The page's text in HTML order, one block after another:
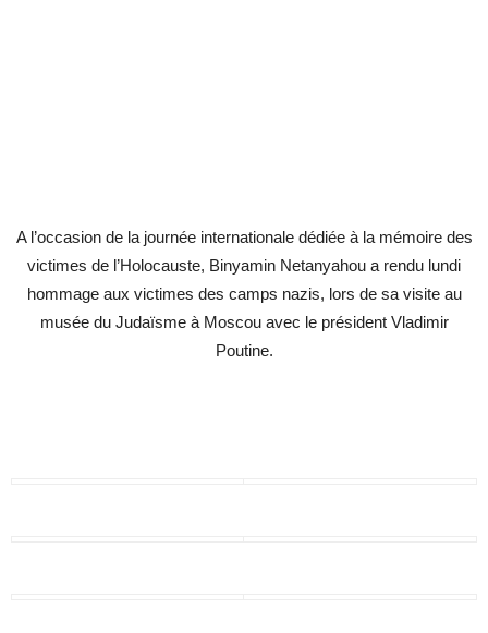
A l’occasion de la journée internationale dédiée à la mémoire des
victimes de l’Holocauste, Binyamin Netanyahou a rendu lundi
hommage aux victimes des camps nazis, lors de sa visite au
musée du Judaïsme à Moscou avec le président Vladimir
Poutine.